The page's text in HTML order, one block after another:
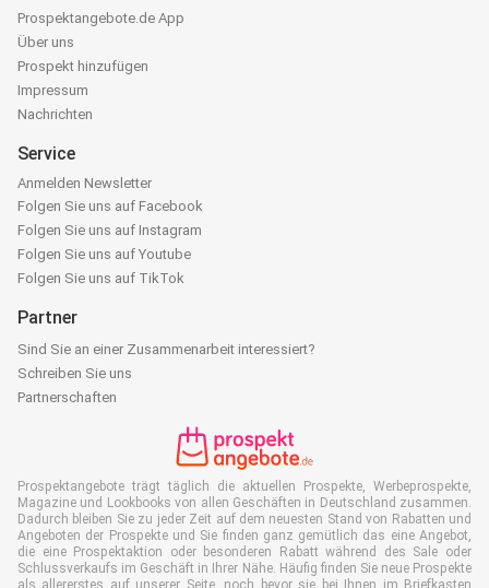
Prospektangebote.de App
Über uns
Prospekt hinzufügen
Impressum
Nachrichten
Service
Anmelden Newsletter
Folgen Sie uns auf Facebook
Folgen Sie uns auf Instagram
Folgen Sie uns auf Youtube
Folgen Sie uns auf TikTok
Partner
Sind Sie an einer Zusammenarbeit interessiert?
Schreiben Sie uns
Partnerschaften
Prospektangebote trägt täglich die aktuellen Prospekte, Werbeprospekte,
Magazine und Lookbooks von allen Geschäften in Deutschland zusammen.
Dadurch bleiben Sie zu jeder Zeit auf dem neuesten Stand von Rabatten und
Angeboten der Prospekte und Sie finden ganz gemütlich das eine Angebot,
die eine Prospektaktion oder besonderen Rabatt während des Sale oder
Schlussverkaufs im Geschäft in Ihrer Nähe. Häufig finden Sie neue Prospekte
als allererstes auf unserer Seite, noch bevor sie bei Ihnen im Briefkasten